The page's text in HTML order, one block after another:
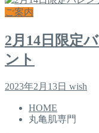
ご案内
2月14日限定
ント
2023年2月13日 wish
HOME
丸亀肌専門